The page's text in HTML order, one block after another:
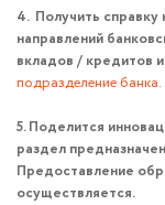
4. Получить справку
направлений
вкладов / кредитов
подразделение банка.
5. Поделится
раздел
Предоставление
осуществляется.